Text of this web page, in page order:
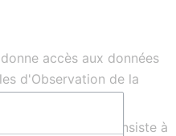
donne accès aux données
d'Observation de la
forme GEODES consiste à